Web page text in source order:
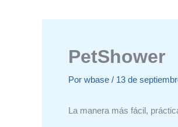
PetShower
Por wbase / 13 de
La manera más fácil,